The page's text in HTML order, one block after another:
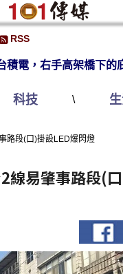
RSS
積電，右手高架橋下的
科技 \
路段(口)掛設LED爆閃燈
線易肇事路段(